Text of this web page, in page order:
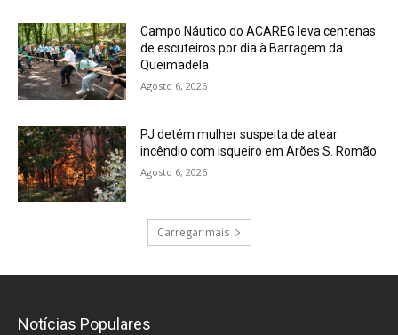
Campo Náutico do ACAREG leva centenas
de escuteiros por dia à Barragem da
Queimadela
Agosto 6, 2026
PJ detém mulher suspeita de atear
incêndio com isqueiro em Arões S. Romão
Agosto 6, 2026
Carregar mais
Notícias Populares